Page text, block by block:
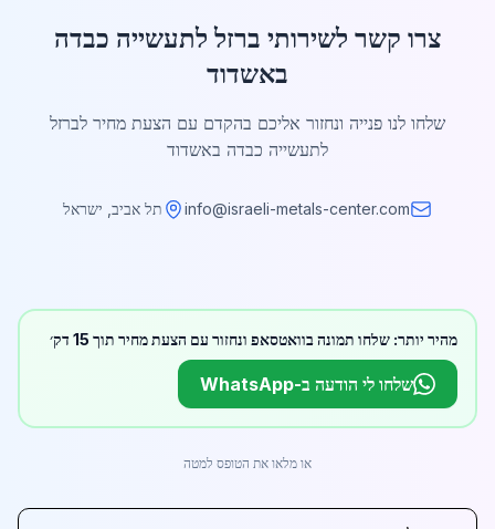
צרו קשר לשירותי ברזל לתעשייה כבדה
באשדוד
שלחו לנו פנייה ונחזור אליכם בהקדם עם הצעת מחיר לברזל
לתעשייה כבדה באשדוד
info@israeli-metals-center.com תל אביב, ישראל
מהיר יותר: שלחו תמונה בוואטסאפ ונחזור עם הצעת מחיר תוך 15 דק׳
שלחו לי הודעה ב-WhatsApp
או מלאו את הטופס למטה